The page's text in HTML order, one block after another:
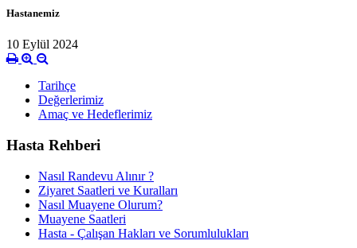
Hastanemiz
10 Eylül 2024
Tarihçe
Değerlerimiz
Amaç ve Hedeflerimiz
Hasta Rehberi
Nasıl Randevu Alınır ?
Ziyaret Saatleri ve Kuralları
Nasıl Muayene Olurum?
Muayene Saatleri
Hasta - Çalışan Hakları ve Sorumlulukları